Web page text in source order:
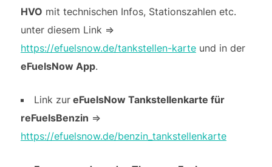
HVO mit technischen Infos, Stationszahlen etc.
unter diesem Link =>
https://efuelsnow.de/tankstellen-karteund in der
eFuelsNow App.
Link zureFuelsNow Tankstellenkarte für
reFuelsBenzin =>
https://efuelsnow.de/benzin_tankstellenkarte